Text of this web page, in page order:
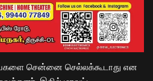
சென்னை செல்லக்கூடாது என